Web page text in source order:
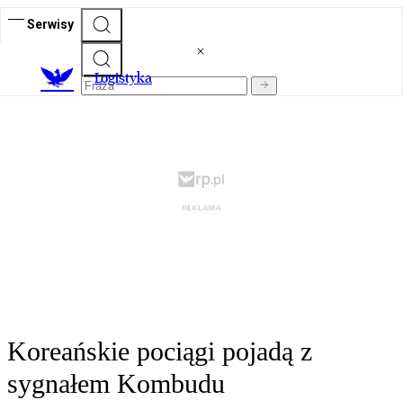
Serwisy
Logistyka
Koreańskie pociągi pojadą z
sygnałem Kombudu